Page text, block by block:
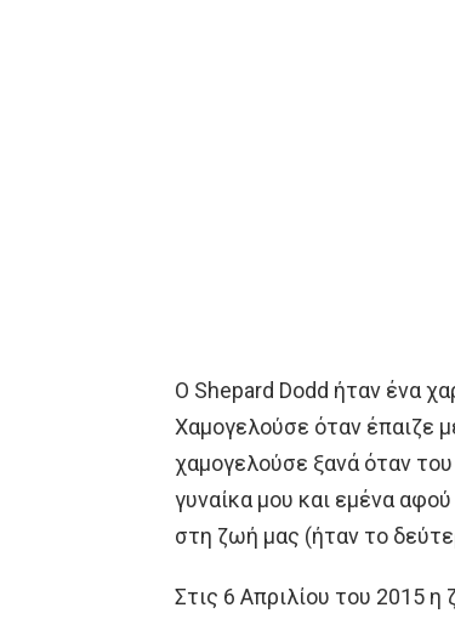
Ο Shepard Dodd ήταν ένα
Χαμογελούσε όταν έπαιζε
χαμογελούσε ξανά όταν
γυναίκα μου και εμένα
στη ζωή μας (ήταν το
Στις 6 Απριλίου του 2015